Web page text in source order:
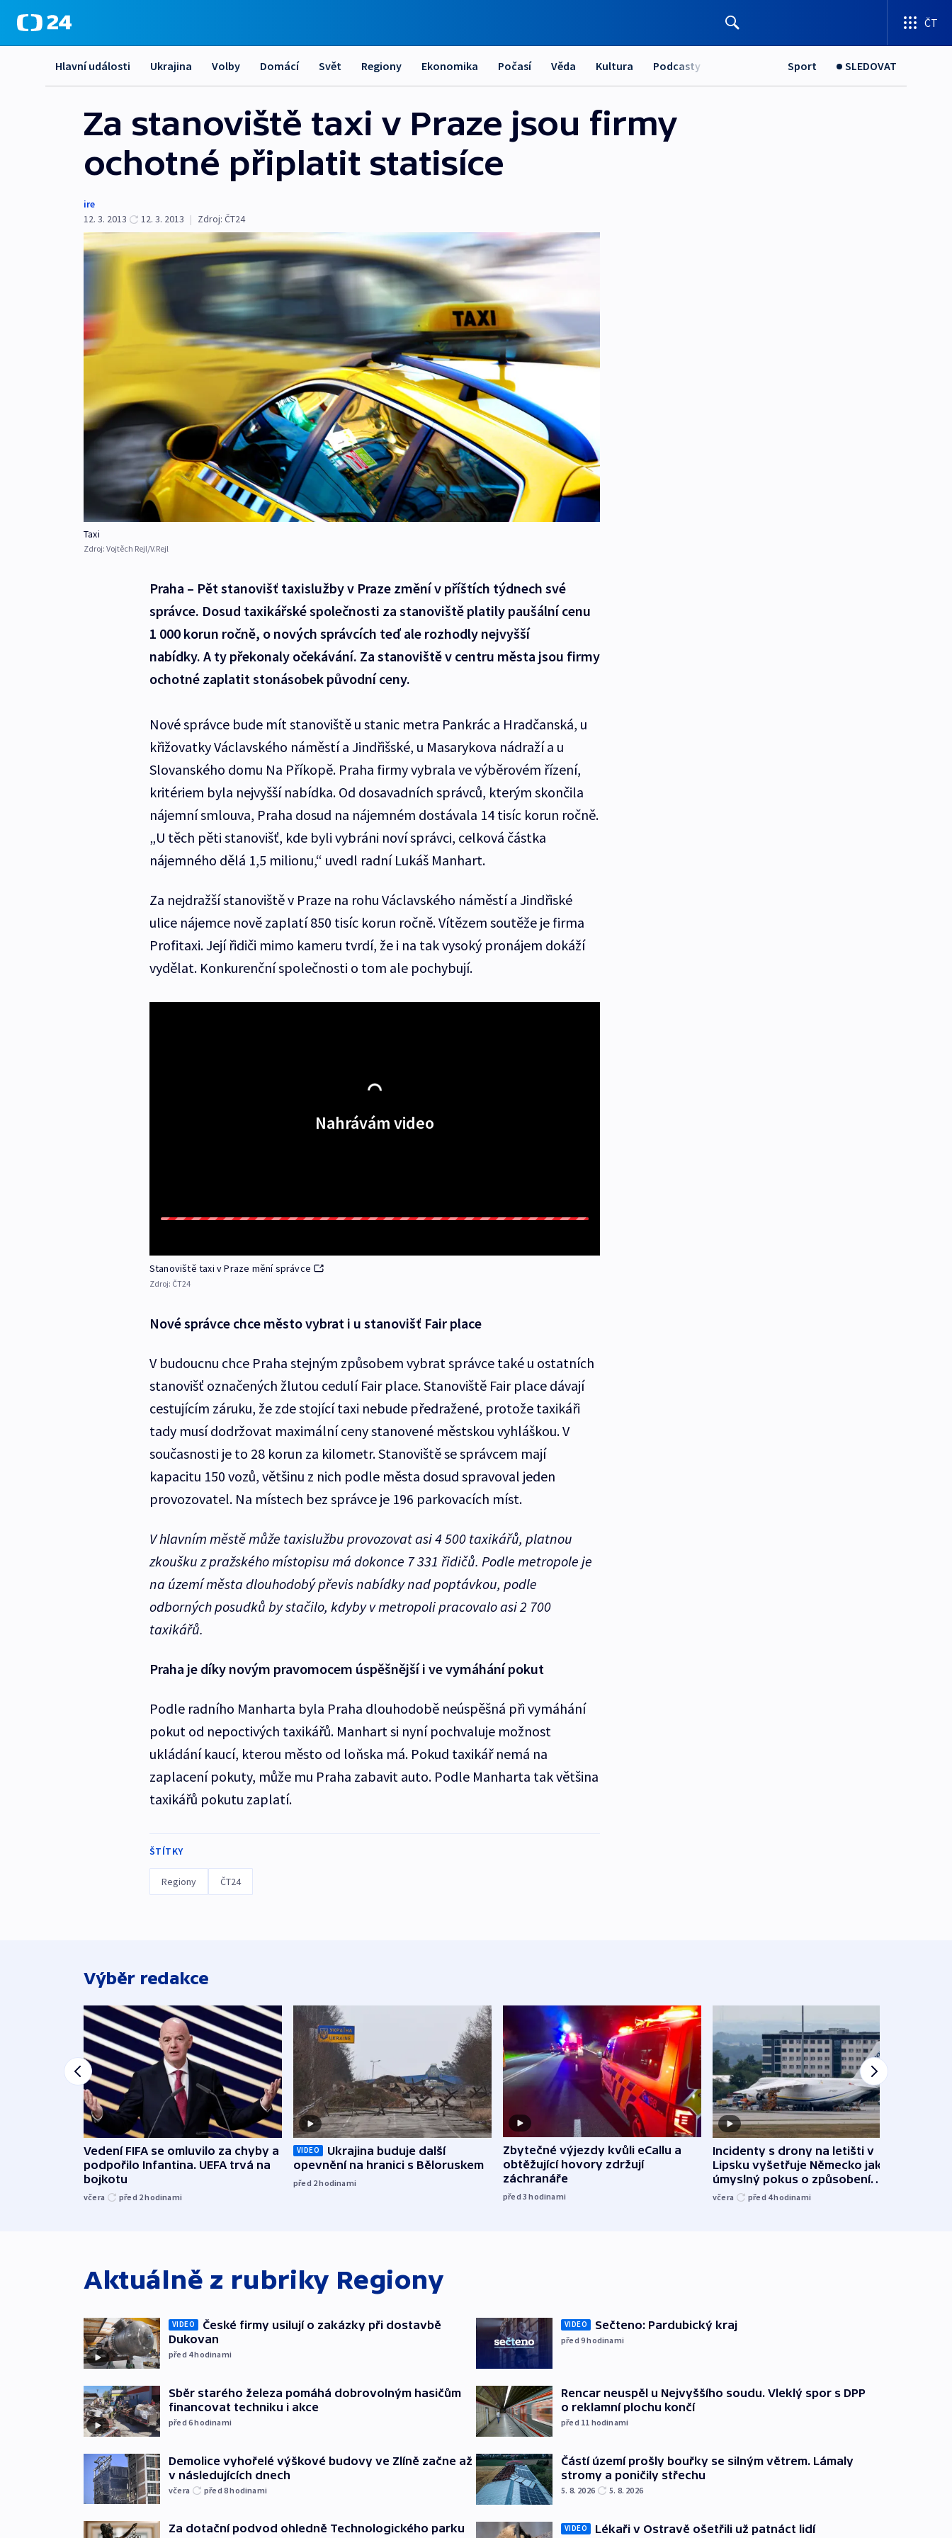
ČT
Hlavní události Ukrajina Volby Domácí Svět Regiony Ekonomika Počasí Věda Kultura Podcasty Sport SLEDOVAT
Za stanoviště taxi v Praze jsou firmy
ochotné připlatit statisíce
ire
12. 3. 2013
12. 3. 2013 | Zdroj: ČT24
Taxi
Zdroj: Vojtěch Rejl/V.Rejl
Praha – Pět stanovišť taxislužby v Praze změní v příštích týdnech své
správce. Dosud taxikářské společnosti za stanoviště platily paušální cenu
1 000 korun ročně, o nových správcích teď ale rozhodly nejvyšší
nabídky. A ty překonaly očekávání. Za stanoviště v centru města jsou firmy
ochotné zaplatit stonásobek původní ceny.
Nové správce bude mít stanoviště u stanic metra Pankrác a Hradčanská, u
křižovatky Václavského náměstí a Jindřišské, u Masarykova nádraží a u
Slovanského domu Na Příkopě. Praha firmy vybrala ve výběrovém řízení,
kritériem byla nejvyšší nabídka. Od dosavadních správců, kterým skončila
nájemní smlouva, Praha dosud na nájemném dostávala 14 tisíc korun ročně.
„U těch pěti stanovišť, kde byli vybráni noví správci, celková částka
nájemného dělá 1,5 milionu,“ uvedl radní Lukáš Manhart.
Za nejdražší stanoviště v Praze na rohu Václavského náměstí a Jindřiské
ulice nájemce nově zaplatí 850 tisíc korun ročně. Vítězem soutěže je firma
Profitaxi. Její řidiči mimo kameru tvrdí, že i na tak vysoký pronájem dokáží
vydělat. Konkurenční společnosti o tom ale pochybují.
Nahrávám video
Stanoviště taxi v Praze mění správce
Zdroj: ČT24
Nové správce chce město vybrat i u stanovišť Fair place
V budoucnu chce Praha stejným způsobem vybrat správce také u ostatních
stanovišť označených žlutou cedulí Fair place. Stanoviště Fair place dávají
cestujícím záruku, že zde stojící taxi nebude předražené, protože taxikáři
tady musí dodržovat maximální ceny stanovené městskou vyhláškou. V
současnosti je to 28 korun za kilometr. Stanoviště se správcem mají
kapacitu 150 vozů, většinu z nich podle města dosud spravoval jeden
provozovatel. Na místech bez správce je 196 parkovacích míst.
V hlavním městě může taxislužbu provozovat asi 4 500 taxikářů, platnou
zkoušku z pražského místopisu má dokonce 7 331 řidičů. Podle metropole je
na území města dlouhodobý převis nabídky nad poptávkou, podle
odborných posudků by stačilo, kdyby v metropoli pracovalo asi 2 700
taxikářů.
Praha je díky novým pravomocem úspěšnější i ve vymáhání pokut
Podle radního Manharta byla Praha dlouhodobě neúspěšná při vymáhání
pokut od nepoctivých taxikářů. Manhart si nyní pochvaluje možnost
ukládání kaucí, kterou město od loňska má. Pokud taxikář nemá na
zaplacení pokuty, může mu Praha zabavit auto. Podle Manharta tak většina
taxikářů pokutu zaplatí.
ŠTÍTKY
Regiony ČT24
Výběr redakce
Vedení FIFA se omluvilo za chyby a
podpořilo Infantina. UEFA trvá na
bojkotu
včera před 2hodinami
VIDEO
Ukrajina buduje další
opevnění na hranici s Běloruskem
před 2hodinami
Zbytečné výjezdy kvůli eCallu a
obtěžující hovory zdržují
záchranáře
před 3hodinami
Incidenty s drony na letišti v
Lipsku vyšetřuje Německo jako
úmyslný pokus o způsobení
exploze
včera před 4hodinami
Aktuálně z rubriky Regiony
VIDEO
České firmy usilují o zakázky při dostavbě
Dukovan
před 4hodinami
Sběr starého železa pomáhá dobrovolným hasičům
financovat techniku i akce
před 6hodinami
Demolice vyhořelé výškové budovy ve Zlíně začne až
v následujících dnech
včera před 8hodinami
Za dotační podvod ohledně Technologického parku
VIDEO Sečteno: Pardubický kraj
před 9hodinami
Rencar neuspěl u Nejvyššího soudu. Vleklý spor s DPP
o reklamní plochu končí
před 11 hodinami
Částí území prošly bouřky se silným větrem. Lámaly
stromy a poničily střechu
5. 8. 2026 5. 8. 2026
VIDEO
Lékaři v Ostravě ošetřili už patnáct lidí